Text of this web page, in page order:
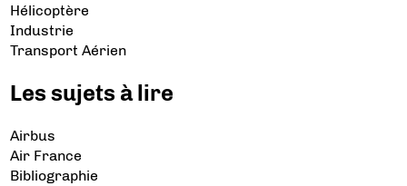
Hélicoptère
Industrie
Transport Aérien
Les sujets à lire
Airbus
Air France
Bibliographie